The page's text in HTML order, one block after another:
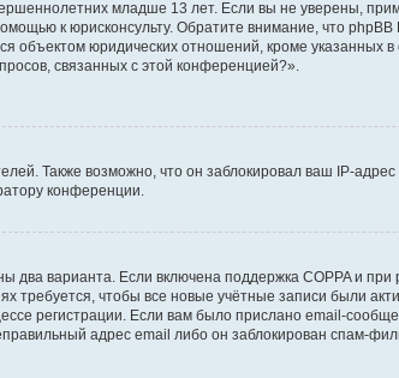
младше 13 лет. Если вы не уверены,
к юрисконсульту. Обратите внимание, что
юридических отношений, кроме указанных в
связанных с этой конференцией?».
Также возможно, что он заблокировал ваш IP-
конференции.
варианта. Если включена поддержка COPPA и при
требуется, чтобы все новые учётные записи были
регистрации. Если вам было прислано email-
адрес email либо он заблокирован спам-